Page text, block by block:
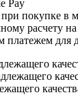
покупке в
расчету
для